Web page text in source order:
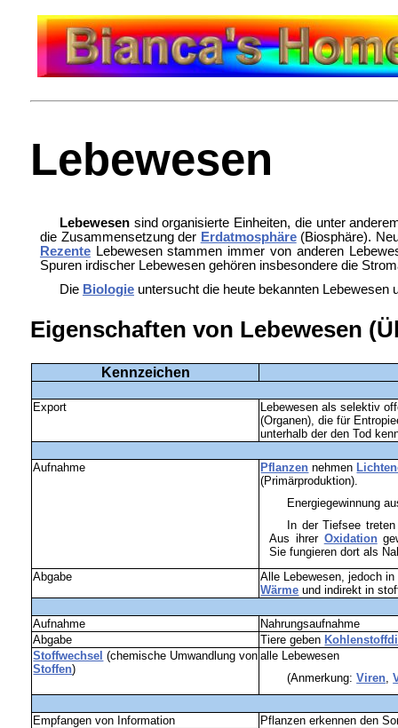
Lebewesen
Lebewesensind organisierte Einheiten, die unter
die Zusammensetzung der Erdatmosphäre(Biosphäre).
RezenteLebewesen stammen immer von anderen
Spuren irdischer Lebewesen gehören insbesondere die
Die Biologieuntersucht die heute bekannten Lebewesen
Eigenschaften von Lebewesen
Kennzeichen
Export
Lebewesen als selektiv
(Organen), die für
unterhalb der den Tod
Aufnahme Pflanzen nehmen
(Primärproduktion).
Energiegewinnung
In derTiefsee
Aus ihrer Oxidation
Sie fungieren dort als
Abgabe
Alle Lebewesen, jedoch
Wärme und indirekt in
Aufnahme
Nahrungsaufnahme
Abgabe
Tiere geben
Stoffwechsel (chemische Umwandlung von
Stoffen)
alle Lebewesen
(Anmerkung:Viren ,
Empfangen von Information
Pflanzen erkennen den